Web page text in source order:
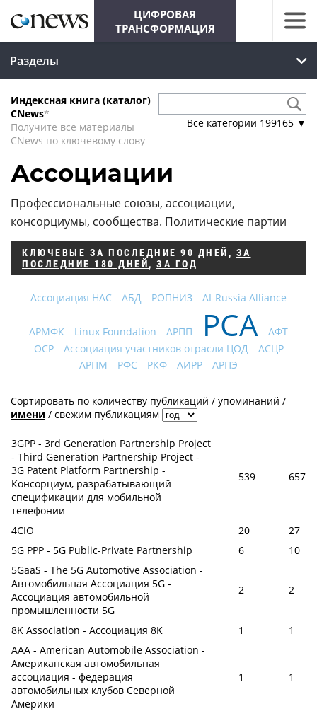
ЦИФРОВАЯ
ТРАНСФОРМАЦИЯ
Разделы
Индексная книга (каталог)
CNews*
Получите все материалы
CNews по ключевому слову
Все категории 199165 ▼
Ассоциации
Профессиональные союзы, ассоциации,
консорциумы, сообщества. Политические партии
КЛЮЧЕВЫЕ ЗА ПОСЛЕДНИЕ 90 ДНЕЙ , ЗА
ПОСЛЕДНИЕ 180 ДНЕЙ, ЗА ГОД
Ассоциация НАС АБД РОПНИЗ AI-Russia Alliance
АРМФК Linux Foundation АРПП РСА
АФТ
OCP
Ассоциация участников отрасли ЦОД
АСЦР
АРПМ
РФС РКФ АИРР АРПЭ
Сортировать по количеству публикаций / упоминаний /
имени / свежим публикациям
3GPP - 3rd Generation Partnership Project
- Third Generation Partnership Project -
3G Patent Platform Partnership -
Консорциум, разрабатывающий
спецификации для мобильной
телефонии
539 657
4CIO 20
27
5G PPP - 5G Public-Private Partnership
6
10
5GaaS - The 5G Automotive Association -
Автомобильная Ассоциация 5G -
Ассоциация автомобильной
промышленности 5G
2 2
8K Association - Ассоциация 8K 1
1
AAA - American Automobile Association -
Американская автомобильная
ассоциация - федерация
автомобильных клубов Северной
Америки
1 1